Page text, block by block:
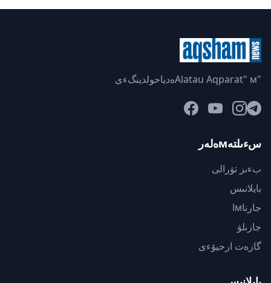
"Alatau Aqparat" мەدياحولدينگءى
سءىلتەмەلەر
بءىز تۋرالى
بايلانىس
جارناмا
جازىلۋ
گازەت ارحيۆءى